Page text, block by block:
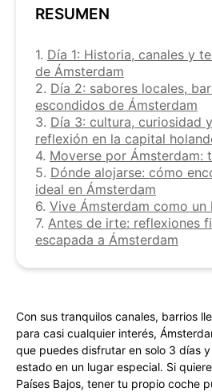
RESUMEN
1. Día 1: Historia, canales y
de Ámsterdam
2. Día 2: sabores locales,
escondidos de Ámsterdam
3. Día 3: cultura, curiosidad
reflexión en la capital
4. Moverse por Ámsterdam:
5. Dónde alojarse: cómo
ideal en Ámsterdam
6. Vive Ámsterdam como un
7. Antes de irte: reflexiones
escapada a Ámsterdam
Con sus tranquilos canales, barrios
para casi cualquier interés,
que puedes disfrutar en solo 3 días
estado en un lugar especial. Si
Países Bajos, tener tu propio coche